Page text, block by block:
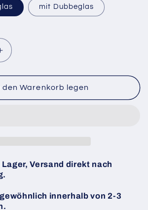
mit Dubbeglas
Erhöhe
den Warenkorb legen
Versand direkt nach
innerhalb von 2-3